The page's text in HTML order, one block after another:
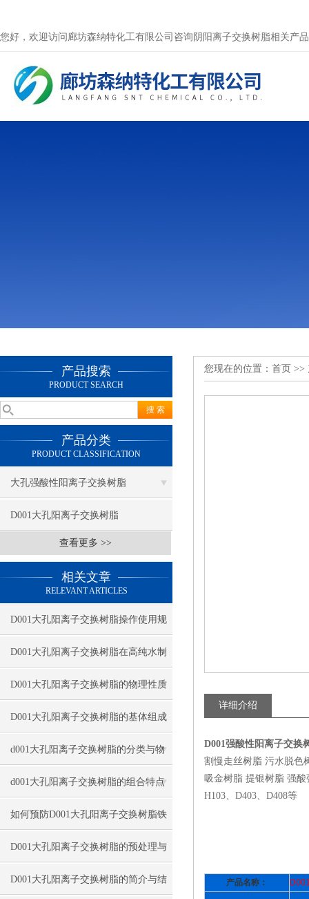
您好，欢迎访问廊坊森纳特化工有限公司咨询阴阳离子交换树脂相关产
产品搜索
PRODUCT SEARCH
产品分类
PRODUCT CLASSIFICATION
大孔强酸性阳离子交换树脂
D001大孔阳离子交换树脂
查看更多 >>
相关文章
RELEVANT ARTICLES
D001大孔阳离子交换树脂操作使用规
程
D001大孔阳离子交换树脂在高纯水制
备中的用途
D001大孔阳离子交换树脂的物理性质
D001大孔阳离子交换树脂的基体组成
与转型
d001大孔阳离子交换树脂的分类与物
理结构
d001大孔阳离子交换树脂的组合特点
与应用条件
如何预防D001大孔阳离子交换树脂铁
中毒？
D001大孔阳离子交换树脂的预处理与
硬化工艺
D001大孔阳离子交换树脂的简介与结
您现在的位置： 首页 >>
详细介绍
D001强酸性阳离子交换
割慢走丝树脂 污水脱色
吸金树脂 提银树脂 强酸
H103、D403、D408等
产品名称：